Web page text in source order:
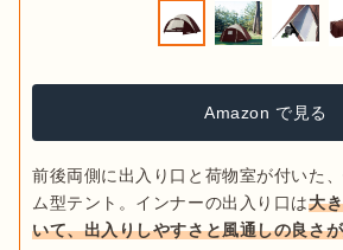
Amazon で見る
前後両側に出入り口と荷物室が付いた
ム型テント。インナーの出入り口は大
いて、出入りしやすさと風通しの良さ